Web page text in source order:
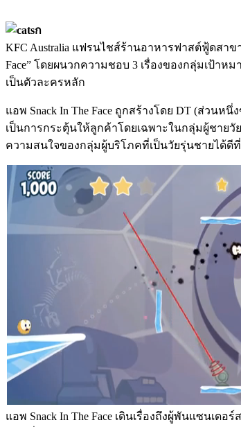
KFC Australia แฟรนไชส์ร้านอาหารฟาสต์ฟู้ดสา
Face” โดยผนวกความชอบ 3 เรื่องของกลุ่มเป้า
เป็นตัวละครหลัก
แอพ Snack In The Face ถูกสร้างโดย DT (ส่วน
เป็นการกระตุ้นให้ลูกค้าโดยเฉพาะในกลุ่มผู้ชายวั
ความสนใจของกลุ่มผู้บริโภคที่เป็นวัยรุ่นชายได้ดี
แอพ Snack In The Face เดินเรื่องถึงผู้พันแซนเ